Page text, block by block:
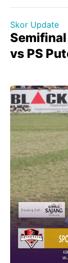
Skor Update
vs PS